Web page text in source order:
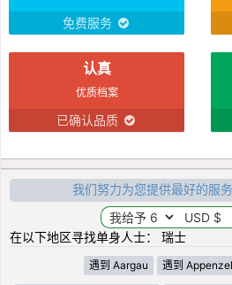
免费服务
认真
优质档案
已确认品质
我们努力为您提供最好的服
在以下地区寻找单身人士： 瑞士
遇到 Aargau 遇到